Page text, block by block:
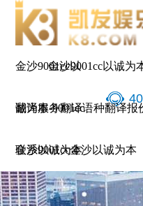
金沙9001cc以
诚为本-9001cc
金沙以诚为本
金沙9001cc以诚为
翻译服务翻译语种翻译报
联系9001cc金沙以诚为本